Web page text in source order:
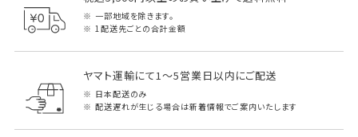
一部地域を除きます。
1配送先ごとの合計金額
ヤマト運輸にて1～5営業日以内にご配送
日本配送のみ
配送遅れが生じる場合は新着情報でご案内いたします